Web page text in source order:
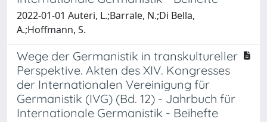
2022-01-01 Auteri, L.;Barrale, N.;Di Bella,
A.;Hoffmann, S.
Wege der Germanistik in transkultureller
Perspektive. Akten des XIV. Kongresses
der Internationalen Vereinigung für
Germanistik (IVG) (Bd. 12) - Jahrbuch für
Internationale Germanistik - Beihefte